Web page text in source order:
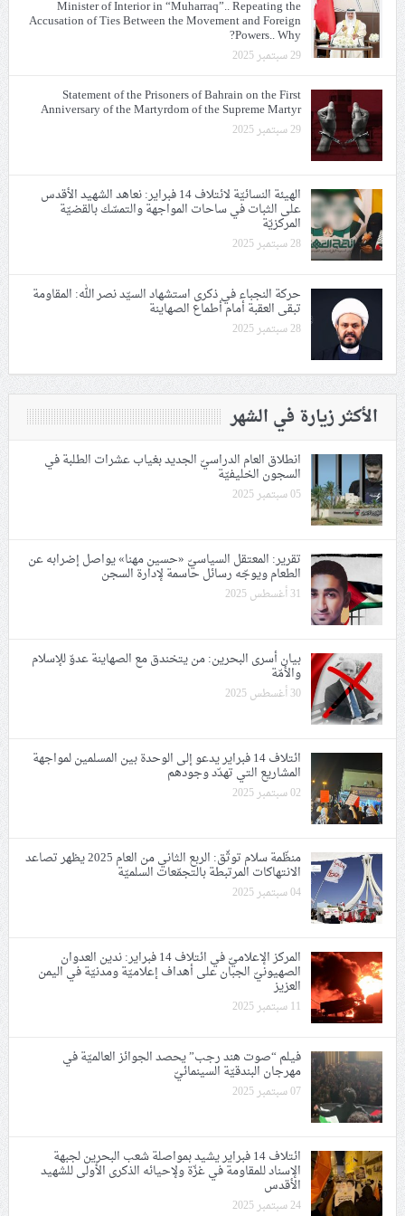
Minister of Interior in “Muharraq”.. Repeating the
Accusation of Ties Between the Movement and Foreign
Powers.. Why?
29 سبتمبر 2025
Statement of the Prisoners of Bahrain on the First
Anniversary of the Martyrdom of the Supreme Martyr
29 سبتمبر 2025
الهيئة النسائيّة لائتلاف 14 فبراير: نعاهد الشهيد الأقدس
على الثبات في ساحات المواجهة والتمسّك بالقضيّة
المركزيّة
28 سبتمبر 2025
حركة النجباء في ذكرى استشهاد السيّد نصر الله: المقاومة
تبقى العقبة أمام أطماع الصهاينة
28 سبتمبر 2025
الأكثر زيارة في الشهر
انطلاق العام الدراسيّ الجديد بغياب عشرات الطلبة في
السجون الخليفيّة
05 سبتمبر 2025
تقرير: المعتقل السياسيّ «حسين مهنا» يواصل إضرابه عن
الطعام ويوجّه رسائل حاسمة لإدارة السجن
31 أغسطس 2025
بيان أسرى البحرين: من يتخندق مع الصهاينة عدوّ للإسلام
والأمّة
30 أغسطس 2025
ائتلاف 14 فبراير يدعو إلى الوحدة بين المسلمين لمواجهة
المشاريع التي تهدّد وجودهم
02 سبتمبر 2025
منظّمة سلام توثّق: اﻟﺮﺑﻊ اﻟﺜﺎﻧﻲ ﻣﻦ العام 2025 يظهر تصاعد
الانتهاكات المرتبطة بالتجمّعات السلميّة
04 سبتمبر 2025
المركز الإعلاميّ في ائتلاف 14 فبراير: ندين العدوان
الصهيونيّ الجبان على أهداف إعلاميّة ومدنيّة في اليمن
العزيز
11 سبتمبر 2025
فيلم “صوت هند رجب” يحصد الجوائز العالميّة في
مهرجان البندقيّة السينمائيّ
07 سبتمبر 2025
ائتلاف 14 فبراير يشيد بمواصلة شعب البحرين لجبهة
الإسناد للمقاومة في غزّة ولإحيائه الذكرى الأولى للشهيد
الأقدس
24 سبتمبر 2025